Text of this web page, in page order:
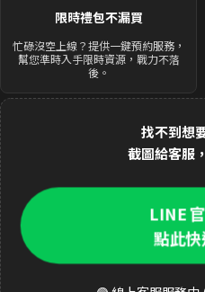
限時禮包不漏買
忙碌沒空上線？提供一鍵預約服務，
幫您準時入手限時資源，戰力不落
後。
找不到想
截圖給客服
LINE
點此